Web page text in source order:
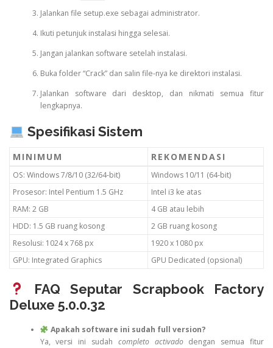
Jalankan file setup.exe sebagai administrator.
Ikuti petunjuk instalasi hingga selesai.
Jangan jalankan software setelah instalasi.
Buka folder “Crack” dan salin file-nya ke direktori instalasi.
Jalankan software dari desktop, dan nikmati semua fitur
lengkapnya.
Spesifikasi Sistem
MINIMUM REKOMENDASI
OS: Windows 7/8/10 (32/64-bit)
Windows 10/11 (64-bit)
Prosesor: Intel Pentium 1.5 GHz
Intel i3 ke atas
RAM: 2 GB
4 GB atau lebih
HDD: 1.5 GB ruang kosong
2 GB ruang kosong
Resolusi: 1024 x 768 px
1920 x 1080 px
GPU: Integrated Graphics
GPU Dedicated (opsional)
FAQ Seputar Scrapbook Factory
Deluxe 5.0.0.32
Apakah software ini sudah full version?
Ya, versi ini sudah completo activadodengan semua fitur